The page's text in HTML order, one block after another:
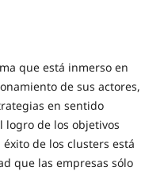
que está inmerso en
de sus actores,
en sentido
de los objetivos
de los clusters está
que las empresas sólo